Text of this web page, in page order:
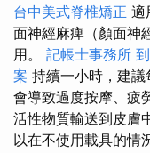
台中美式脊椎矯正 適
面神經麻痺（顏面神
用。 記帳士事務所
案 持續一小時，建
會導致過度按摩、疲
活性物質輸送到皮膚
以在不使用載具的情